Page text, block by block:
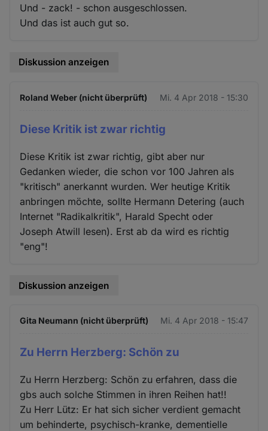
Und - zack! - schon ausgeschlossen.
Und das ist auch gut so.
Diskussion anzeigen
Roland Weber (nicht überprüft) Mi. 4 Apr 2018 - 15:30
Diese Kritik ist zwar richtig
Diese Kritik ist zwar richtig, gibt aber nur
Gedanken wieder, die schon vor 100 Jahren als
"kritisch" anerkannt wurden. Wer heutige Kritik
anbringen möchte, sollte Hermann Detering (auch
Internet "Radikalkritik", Harald Specht oder
Joseph Atwill lesen). Erst ab da wird es richtig
"eng"!
Diskussion anzeigen
Gita Neumann (nicht überprüft) Mi. 4 Apr 2018 - 15:47
Zu Herrn Herzberg: Schön zu
Zu Herrn Herzberg: Schön zu erfahren, dass die
gbs auch solche Stimmen in ihren Reihen hat!!
Zu Herr Lütz: Er hat sich sicher verdient gemacht
um behinderte, psychisch-kranke, dementielle